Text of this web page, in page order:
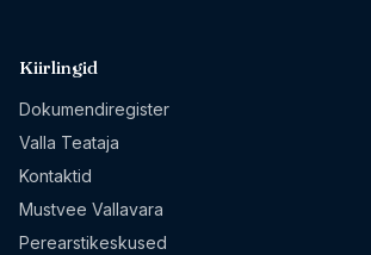
Kiirlingid
Dokumendiregister
Valla Teataja
Kontaktid
Mustvee Vallavara
Perearstikeskused